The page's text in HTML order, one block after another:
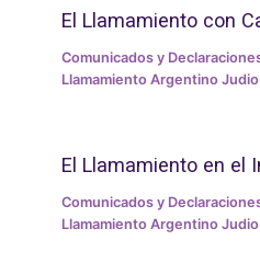
El Llamamiento con
Comunicados y
Llamamiento Argentino Judio
El Llamamiento en el
Comunicados y
Llamamiento Argentino Judio